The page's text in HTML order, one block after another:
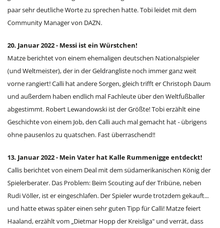
paar sehr deutliche Worte zu sprechen hatte. Tobi leidet mit dem
Community Manager von DAZN.
20. Januar 2022 - Messi ist ein Würstchen!
Matze berichtet von einem ehemaligen deutschen Nationalspieler
(und Weltmeister), der in der Geldrangliste noch immer ganz weit
vorne rangiert! Calli hat andere Sorgen, gleich trifft er Christoph Daum
und außerdem haben endlich mal Fachleute über den Weltfußballer
abgestimmt. Robert Lewandowski ist der Größte! Tobi erzählt eine
Geschichte von einem Job, den Calli auch mal gemacht hat - übrigens
ohne pausenlos zu quatschen. Fast überraschend!!
13. Januar 2022 - Mein Vater hat Kalle Rummenigge entdeckt!
Callis berichtet von einem Deal mit dem südamerikanischen König der
Spielerberater. Das Problem: Beim Scouting auf der Tribüne, neben
Rudi Völler, ist er eingeschlafen. Der Spieler wurde trotzdem gekauft...
und hatte etwas später einen sehr guten Tipp für Calli! Matze feiert
Haaland, erzählt vom „Dietmar Hopp der Kreisliga" und verrät, dass